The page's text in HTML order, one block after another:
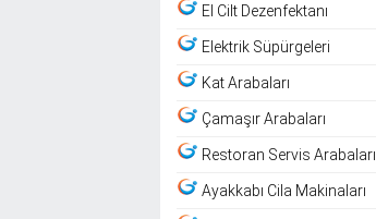
El Cilt Dezenfektanı
Elektrik Süpürgeleri
Kat Arabaları
Çamaşır Arabaları
Restoran Servis Arabaları
Ayakkabı Cila Makinaları